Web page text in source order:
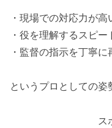
・現場での対応力が高
・役を理解するスピー
・監督の指示を丁寧に
というプロとしての姿
ス